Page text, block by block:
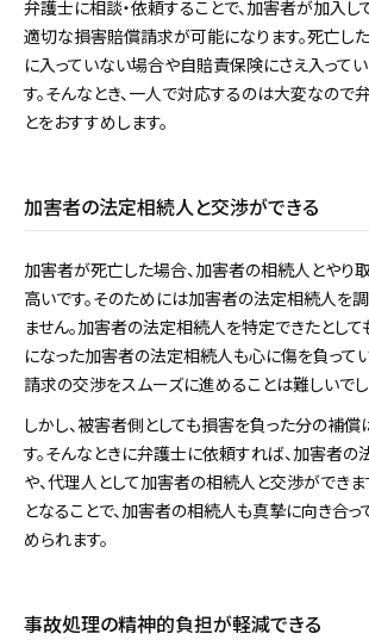
弁護士に相談・依頼することで、加害者が加入し
適切な損害賠償請求が可能になります。死亡し
に入っていない場合や自賠責保険にさえ入って
す。そんなとき、一人で対応するのは大変なので
とをおすすめします。
加害者の法定相続人と交渉ができる
加害者が死亡した場合、加害者の相続人とやり
高いです。そのためには加害者の法定相続人を
ません。加害者の法定相続人を特定できたとして
になった加害者の法定相続人も心に傷を負って
請求の交渉をスムーズに進めることは難しいでし
しかし、被害者側としても損害を負った分の補
す。そんなときに弁護士に依頼すれば、加害者
や、代理人として加害者の相続人と交渉ができ
となることで、加害者の相続人も真摯に向き合
められます。
事故処理の精神的負担が軽減できる